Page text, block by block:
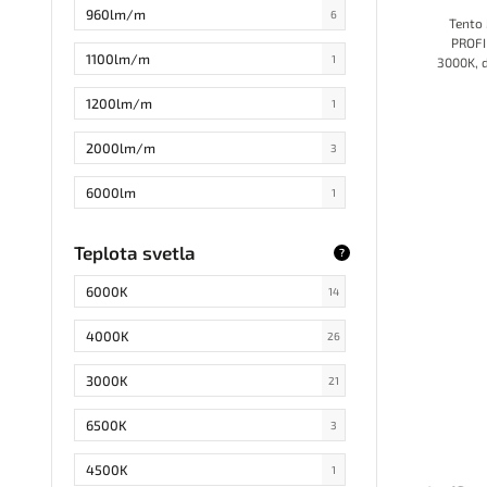
IP52
960lm/m 6
1100lm/m 1
1200lm/m 1
2000lm/m 3
6000lm 1
2400lm/m
600lm/m
900lm/m
1050lm/m
1320lm/m
Teplota svetla ?
6000K 14
4000K 26
3000K 21
6500K 3
4500K 1
Tento
3000K,